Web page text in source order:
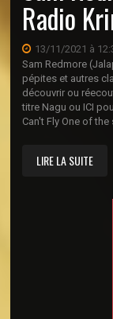
Radio
13/11/2021 à
Sam Redmore
pépites et autres
découvrir ou
titre Nagu ou ICI
Can't Fly One of
LIRE LA SUITE